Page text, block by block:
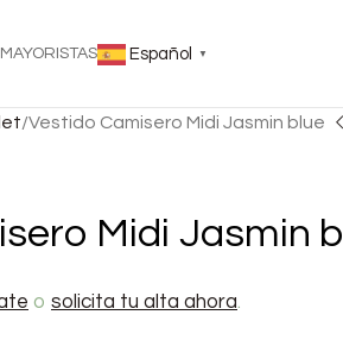
Español ▼
Vestido Camisero Midi Jasmin blue
Midi Jasmin
o solicita tu alta ahora.